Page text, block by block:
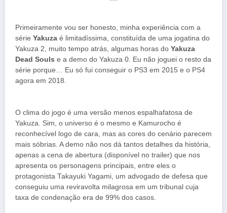
Primeiramente vou ser honesto, minha experiência com a
série Yakuza é limitadíssima, constituída de uma jogatina do
Yakuza 2, muito tempo atrás, algumas horas do Yakuza
Dead Souls e a demo do Yakuza 0. Eu não joguei o resto da
série porque… Eu só fui conseguir o PS3 em 2015 e o PS4
agora em 2018.
O clima do jogo é uma versão menos espalhafatosa de
Yakuza. Sim, o universo é o mesmo e Kamurocho é
reconhecível logo de cara, mas as cores do cenário parecem
mais sóbrias. A demo não nos dá tantos detalhes da história,
apenas a cena de abertura (disponível no trailer) que nos
apresenta os personagens principais, entre eles o
protagonista Takayuki Yagami, um advogado de defesa que
conseguiu uma reviravolta milagrosa em um tribunal cuja
taxa de condenação era de 99% dos casos.